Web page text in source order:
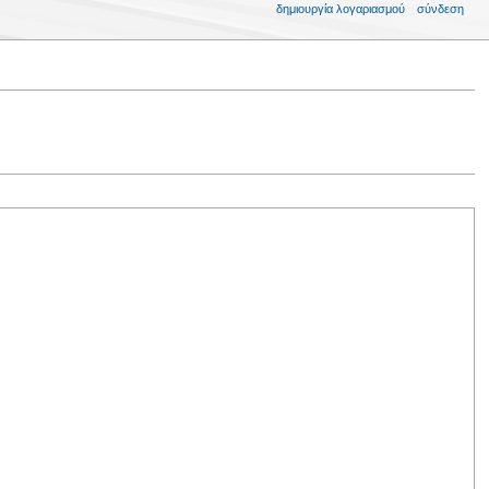
δημιουργία λογαριασμού σύνδεση